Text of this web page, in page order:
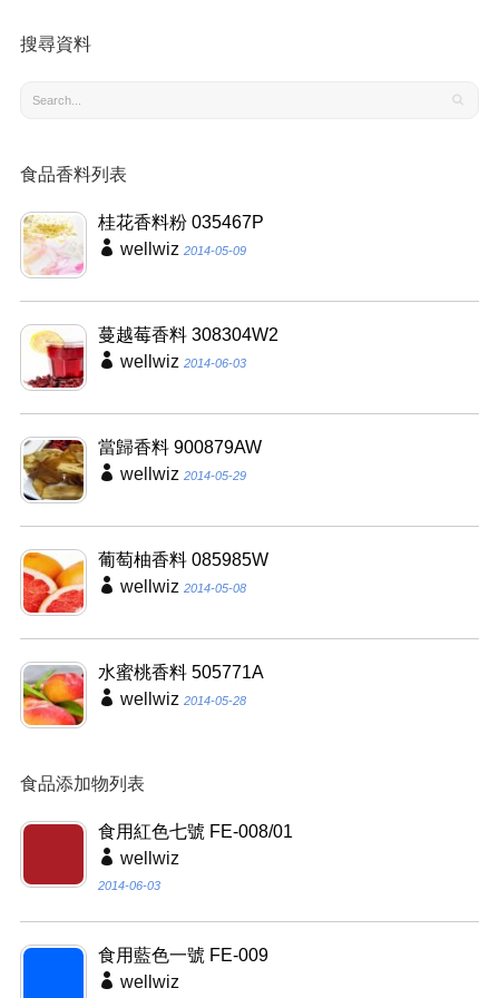
搜尋資料
食品香料列表
桂花香料粉 035467P
wellwiz 2014-05-09
蔓越莓香料 308304W2
wellwiz 2014-06-03
當歸香料 900879AW
wellwiz 2014-05-29
葡萄柚香料 085985W
wellwiz 2014-05-08
水蜜桃香料 505771A
wellwiz 2014-05-28
食品添加物列表
食用紅色七號 FE-008/01
wellwiz
2014-06-03
食用藍色一號 FE-009
wellwiz